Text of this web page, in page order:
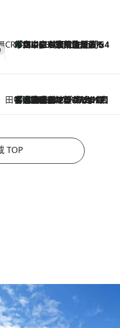
CREA'S CHOICE
2026.8.7
「立川にも歌舞伎があるんだよ」 片岡仁左衛門・市川中車ら豪華座組みで4年目の立川立飛歌舞伎へ
田中稲の勝手に再ブーム
2026.8.7
「湘南乃風に憧れて」観客大盛上がりの“タオル回し”に、ラッパー顔負けの高速歌唱まで…さだまさし（74）のアグレッシブすぎる現在地
TOP